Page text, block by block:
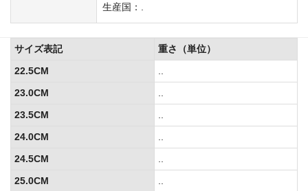
生産国：.
サイズ表記
重さ（単位）
22.5CM
23.0CM
23.5CM
24.0CM
24.5CM
25.0CM